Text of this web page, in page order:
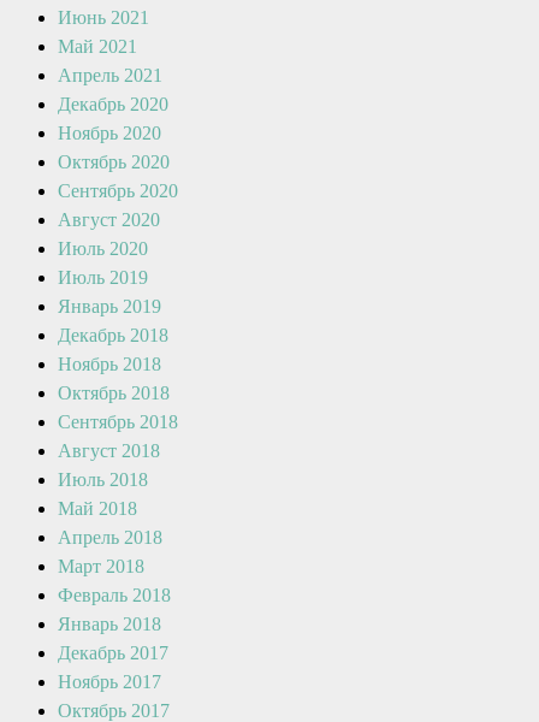
Июнь 2021
Май 2021
Апрель 2021
Декабрь 2020
Ноябрь 2020
Октябрь 2020
Сентябрь 2020
Август 2020
Июль 2020
Июль 2019
Январь 2019
Декабрь 2018
Ноябрь 2018
Октябрь 2018
Сентябрь 2018
Август 2018
Июль 2018
Май 2018
Апрель 2018
Март 2018
Февраль 2018
Январь 2018
Декабрь 2017
Ноябрь 2017
Октябрь 2017